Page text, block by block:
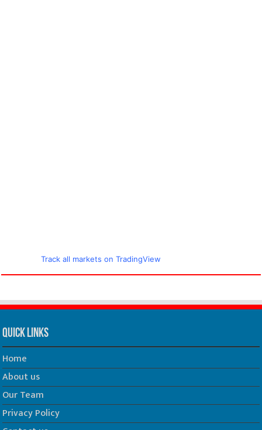
Track all markets on TradingView
Quick Links
Home
About us
Our Team
Privacy Policy